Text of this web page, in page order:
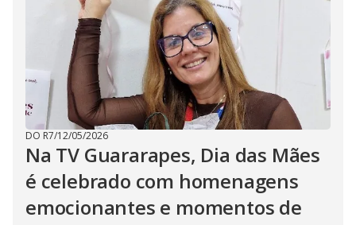
DO R7/12/05/2026
Na TV Guararapes, Dia das Mães
é celebrado com homenagens
emocionantes e momentos de